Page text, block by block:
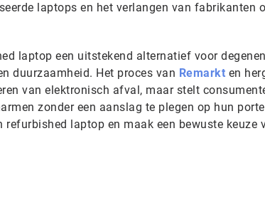
laptops en het verlangen van fabrikanten
laptop een uitstekend alternatief voor
duurzaamheid. Het proces van Remarkt en
van elektronisch afval, maar stelt
zonder een aanslag te plegen op hun
refurbished laptop en maak een bewuste keuze